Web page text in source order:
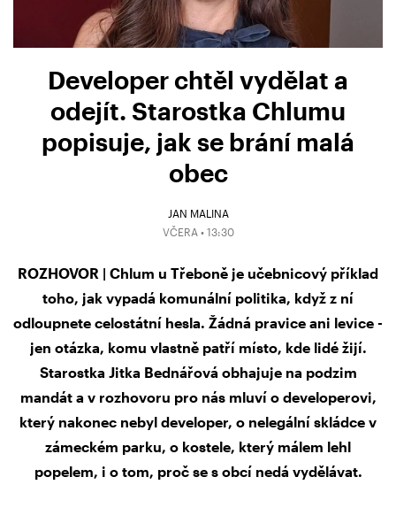
Developer chtěl vydělat a
odejít. Starostka Chlumu
popisuje, jak se brání malá
obec
JAN MALINA
VČERA • 13:30
ROZHOVOR | Chlum u Třeboně je učebnicový příklad
toho, jak vypadá komunální politika, když z ní
odloupnete celostátní hesla. Žádná pravice ani levice -
jen otázka, komu vlastně patří místo, kde lidé žijí.
Starostka Jitka Bednářová obhajuje na podzim
mandát a v rozhovoru pro nás mluví o developerovi,
který nakonec nebyl developer, o nelegální skládce v
zámeckém parku, o kostele, který málem lehl
popelem, i o tom, proč se s obcí nedá vydělávat.